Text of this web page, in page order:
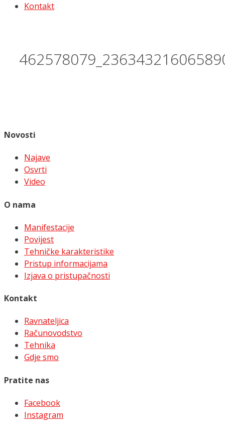
Kontakt
Novosti
Najave
Osvrti
Video
O nama
Manifestacije
Povijest
Tehničke karakteristike
Pristup informacijama
Izjava o pristupačnosti
Kontakt
Ravnateljica
Računovodstvo
Tehnika
Gdje smo
Pratite nas
Facebook
Instagram